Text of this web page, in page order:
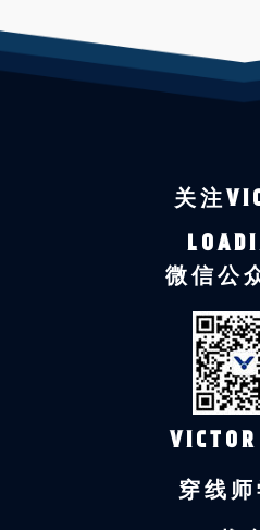
关注
微信公
穿线师